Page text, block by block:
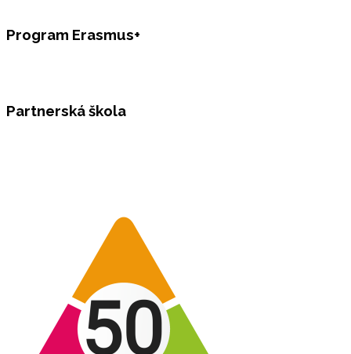
Program Erasmus+
Partnerská škola